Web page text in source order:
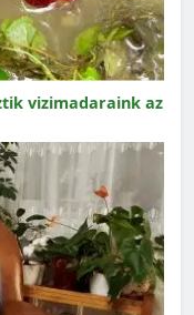
vizimadaraink az